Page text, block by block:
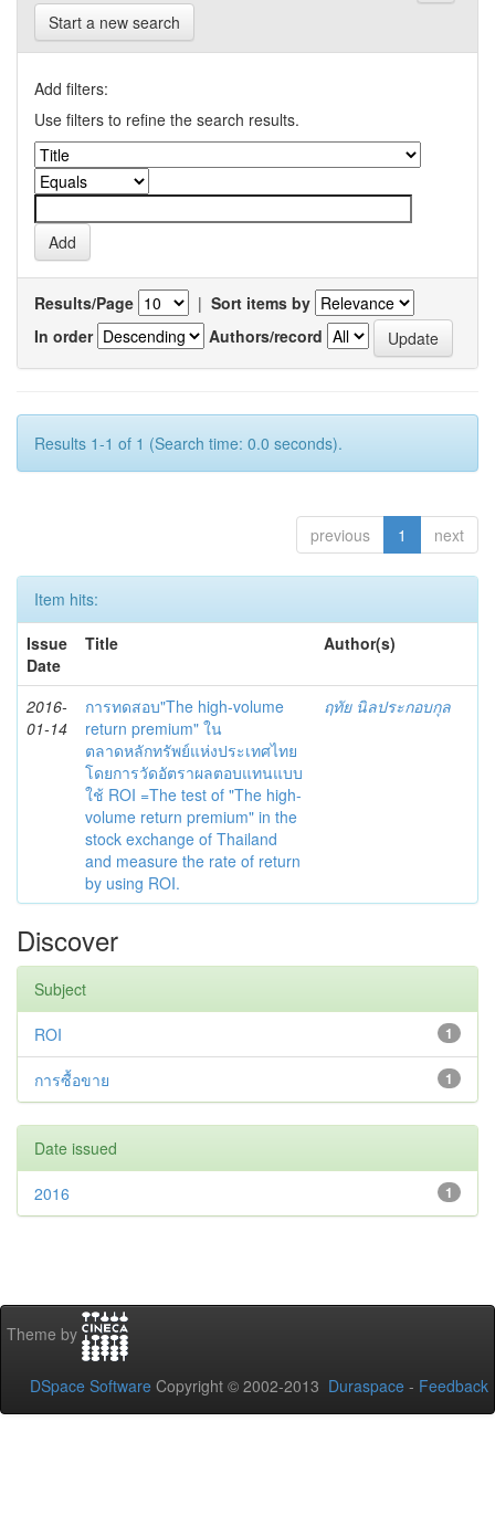
Start a new search
Add filters:
Use filters to refine the search results.
Results/Page | Sort items by
In order
Authors/record
Results 1-1 of 1 (Search time: 0.0 seconds).
previous 1 next
Item hits:
Issue
Date
Title Author(s)
2016-
01-14
การทดสอบ"The high-volume
return premium" ใน
ตลาดหลักทรัพย์แห่งประเทศไทย
โดยการวัดอัตราผลตอบแทนแบบ
ใช้ ROI =The test of "The high-
volume return premium" in the
stock exchange of Thailand
and measure the rate of return
by using ROI.
ฤทัย นิลประกอบกุล
Discover
Subject
1
ROI
1
การซื้อขาย
Date issued
1
2016
Theme by
DSpace Software Copyright © 2002-2013 Duraspace - Feedback